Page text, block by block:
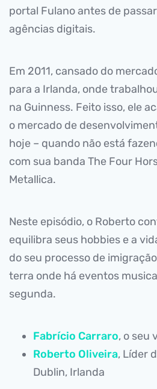
portal Fulano antes de
agências digitais.
Em 2011, cansado do
para a Irlanda, onde
na Guinness. Feito isso, ele
o mercado de
hoje – quando não está
com sua banda The Four
Metallica.
Neste episódio, o Roberto
equilibra seus hobbies e a
do seu processo de
terra onde há eventos
segunda.
Fabrício Carraro, o seu
Roberto Oliveira, Líder
Dublin, Irlanda